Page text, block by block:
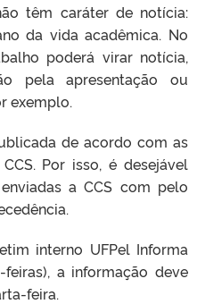
têm caráter de notícia:
da vida acadêmica. No
poderá virar notícia,
pela apresentação ou
exemplo.
de acordo com as
Por isso, é desejável
a CCS com pelo
interno UFPel Informa
a informação deve
feira.